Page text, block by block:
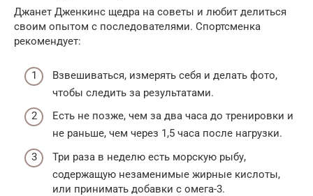
Джанет Дженкинс щедра на советы и любит делиться
своим опытом с последователями. Спортсменка
рекомендует:
Взвешиваться, измерять себя и делать фото,
чтобы следить за результатами.
Есть не позже, чем за два часа до тренировки и
не раньше, чем через 1,5 часа после нагрузки.
Три раза в неделю есть морскую рыбу,
содержащую незаменимые жирные кислоты,
или принимать добавки с омега-3.